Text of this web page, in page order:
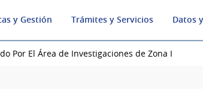
y Gestión Trámites y Servicios Datos
Por El Área de Investigaciones de Zona I